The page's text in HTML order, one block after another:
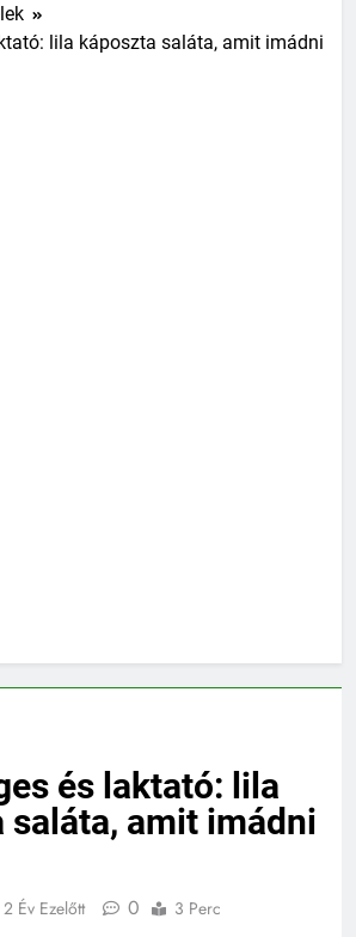
lila káposzta saláta, amit imádni
és laktató: lila
saláta, amit imádni
2 Év Ezelőtt 0 3 Perc